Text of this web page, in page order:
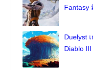
Fantasy
Duelyst
Diablo